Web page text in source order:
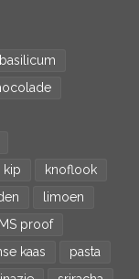
basilicum
kip
knoflook
limoen
proof
kaas
pasta